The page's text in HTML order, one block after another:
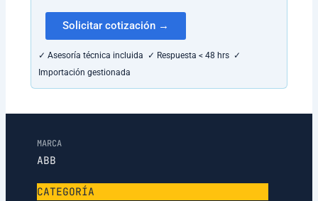
Solicitar cotización →
✓ Asesoría técnica incluida ✓ Respuesta < 48 hrs ✓
Importación gestionada
MARCA
ABB
CATEGORÍA